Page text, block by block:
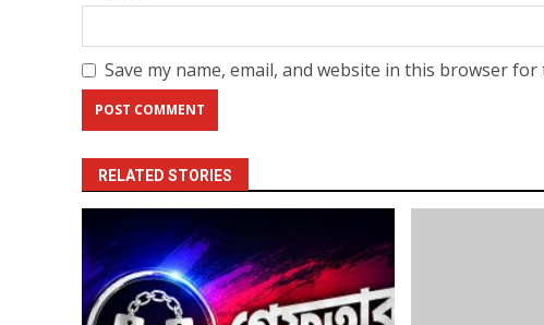
Save my name, email, and website in this browser
RELATED STORIES